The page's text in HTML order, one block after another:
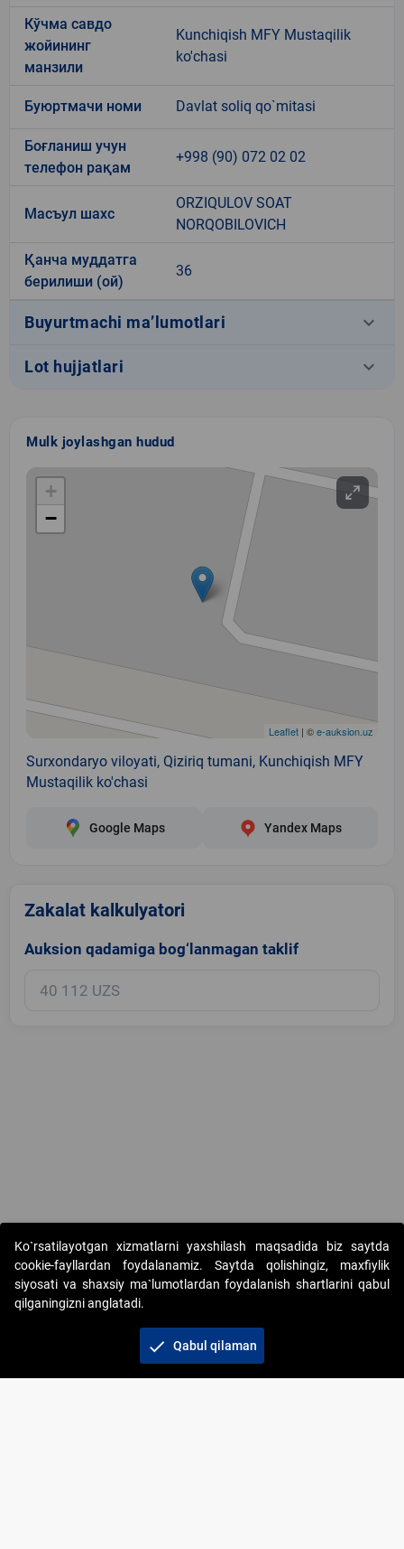
Кўчма савдо
жойининг
манзили
Kunchiqish MFY Mustaqilik
ko'chasi
Буюртмачи номи Davlat soliq qo`mitasi
Боғланиш учун
телефон рақам
+998 (90) 072 02 02
Масъул шахс
ORZIQULOV SOAT
NORQOBILOVICH
Қанча муддатга
берилиши (ой)
36
Buyurtmachi ma’lumotlari keyboard_arrow_down
Lot hujjatlari keyboard_arrow_down
Mulk joylashgan hudud
+
−
Leaflet | ©e-auksion.uz
Surxondaryo viloyati, Qiziriq tumani, Kunchiqish MFY
Mustaqilik ko'chasi
Google Maps Yandex Maps
Zakalat kalkulyatori
Auksion qadamiga bog‘lanmagan taklif
Copyright © 2017-2026. "Elektron onlayn-auksionlarni tashkil etish"
AJ. Barcha huquqlar himoyalangan
+998 71 202-21-11
Ko`rsatilayotgan xizmatlarni yaxshilash maqsadida biz saytda
cookie-fayllardan foydalanamiz. Saytda qolishingiz, maxfiylik
siyosati va shaxsiy ma`lumotlardan foydalanish shartlarini qabul
qilganingizni anglatadi.
check Qabul qilaman